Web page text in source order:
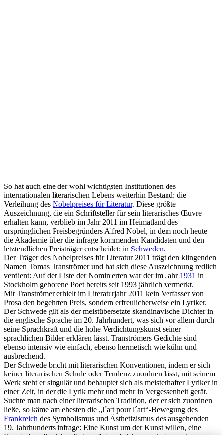
So hat auch eine der wohl wichtigsten Institutionen des
internationalen literarischen Lebens weiterhin Bestand: die
Verleihung des Nobelpreises für Literatur. Diese größte
Auszeichnung, die ein Schriftsteller für sein literarisches Œuvre
erhalten kann, verblieb im Jahr 2011 im Heimatland des
ursprünglichen Preisbegründers Alfred Nobel, in dem noch heute
die Akademie über die infrage kommenden Kandidaten und den
letztendlichen Preisträger entscheidet: in Schweden.
Der Träger des Nobelpreises für Literatur 2011 trägt den klingenden
Namen Tomas Tranströmer und hat sich diese Auszeichnung redlich
verdient: Auf der Liste der Nominierten war der im Jahr 1931 in
Stockholm geborene Poet bereits seit 1993 jährlich vermerkt.
Mit Tranströmer erhielt im Literaturjahr 2011 kein Verfasser von
Prosa den begehrten Preis, sondern erfreulicherweise ein Lyriker.
Der Schwede gilt als der meistübersetzte skandinavische Dichter in
die englische Sprache im 20. Jahrhundert, was sich vor allem durch
seine Sprachkraft und die hohe Verdichtungskunst seiner
sprachlichen Bilder erklären lässt. Tranströmers Gedichte sind
ebenso intensiv wie einfach, ebenso hermetisch wie kühn und
ausbrechend.
Der Schwede bricht mit literarischen Konventionen, indem er sich
keiner literarischen Schule oder Tendenz zuordnen lässt, mit seinem
Werk steht er singulär und behauptet sich als meisterhafter Lyriker in
einer Zeit, in der die Lyrik mehr und mehr in Vergessenheit gerät.
Suchte man nach einer literarischen Tradition, der er sich zuordnen
ließe, so käme am ehesten die „l´art pour l´art“-Bewegung des
Frankreich des Symbolismus und Ästhetizismus des ausgehenden
19. Jahrhunderts infrage: Eine Kunst um der Kunst willen, eine